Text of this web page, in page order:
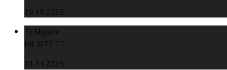
29.10.2025
TJ Myjava
Hit MTF TT
01.11.2025